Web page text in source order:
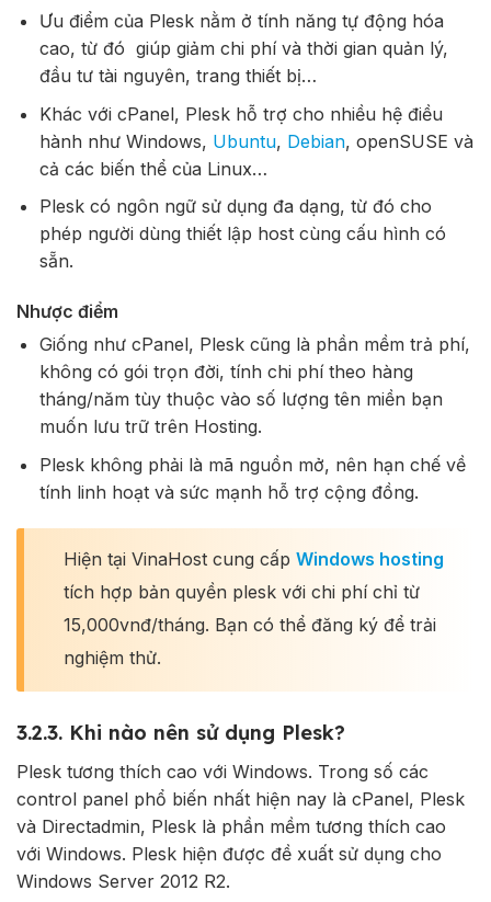
Ưu điểm của Plesk nằm ở tính năng tự động hóa
cao, từ đó giúp giảm chi phí và thời gian quản lý,
đầu tư tài nguyên, trang thiết bị…
Khác với cPanel, Plesk hỗ trợ cho nhiều hệ điều
hành như Windows, Ubuntu, Debian, openSUSE và
cả các biến thể của Linux…
Plesk có ngôn ngữ sử dụng đa dạng, từ đó cho
phép người dùng thiết lập host cùng cấu hình có
sẵn.
Nhược điểm
Giống như cPanel, Plesk cũng là phần mềm trả phí,
không có gói trọn đời, tính chi phí theo hàng
tháng/năm tùy thuộc vào số lượng tên miền bạn
muốn lưu trữ trên Hosting.
Plesk không phải là mã nguồn mở, nên hạn chế về
tính linh hoạt và sức mạnh hỗ trợ cộng đồng.
Hiện tại VinaHost cung cấp Windows hosting
tích hợp bản quyền plesk với chi phí chỉ từ
15,000vnđ/tháng. Bạn có thể đăng ký để trải
nghiệm thử.
3.2.3. Khi nào nên sử dụng Plesk?
Plesk tương thích cao với Windows. Trong số các
control panel phổ biến nhất hiện nay là cPanel, Plesk
và Directadmin, Plesk là phần mềm tương thích cao
với Windows. Plesk hiện được đề xuất sử dụng cho
Windows Server 2012 R2.